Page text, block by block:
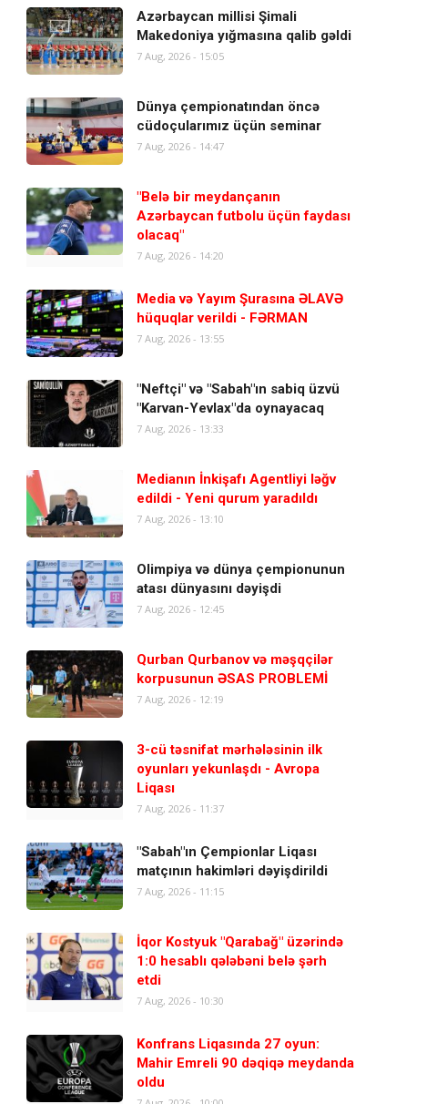
Azərbaycan millisi Şimali
Makedoniya yığmasına qalib gəldi
7 Aug, 2026 - 15:05
Dünya çempionatından öncə
cüdoçularımız üçün seminar
7 Aug, 2026 - 14:47
"Belə bir meydançanın
Azərbaycan futbolu üçün faydası
olacaq"
7 Aug, 2026 - 14:20
Media və Yayım Şurasına ƏLAVƏ
hüquqlar verildi - FƏRMAN
7 Aug, 2026 - 13:55
"Neftçi" və "Sabah"ın sabiq üzvü
"Karvan-Yevlax"da oynayacaq
7 Aug, 2026 - 13:33
Medianın İnkişafı Agentliyi ləğv
edildi - Yeni qurum yaradıldı
7 Aug, 2026 - 13:10
Olimpiya və dünya çempionunun
atası dünyasını dəyişdi
7 Aug, 2026 - 12:45
Qurban Qurbanov və məşqçilər
korpusunun ƏSAS PROBLEMİ
7 Aug, 2026 - 12:19
3-cü təsnifat mərhələsinin ilk
oyunları yekunlaşdı - Avropa
Liqası
7 Aug, 2026 - 11:37
"Sabah"ın Çempionlar Liqası
matçının hakimləri dəyişdirildi
7 Aug, 2026 - 11:15
İqor Kostyuk "Qarabağ" üzərində
1:0 hesablı qələbəni belə şərh
etdi
7 Aug, 2026 - 10:30
Konfrans Liqasında 27 oyun:
Mahir Emreli 90 dəqiqə meydanda
oldu